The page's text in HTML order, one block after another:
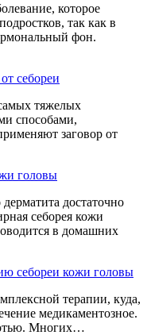
которое
так как в
фон.
себореи
тяжелых
способами,
заговор от
головы
достаточно
себорея кожи
в домашних
себореи кожи головы
терапии, куда,
медикаментозное.
Многих…